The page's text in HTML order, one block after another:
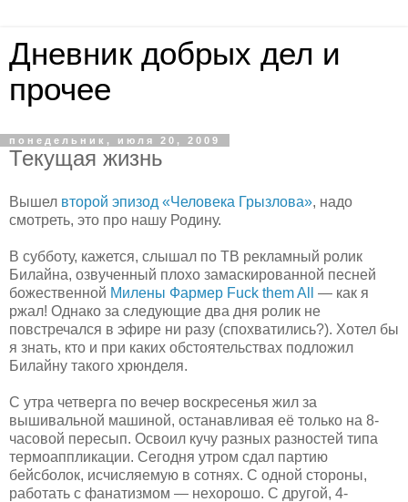
Дневник добрых дел и
прочее
понедельник, июля 20, 2009
Текущая жизнь
Вышел второй эпизод «Человека Грызлова», надо
смотреть, это про нашу Родину.
В субботу, кажется, слышал по ТВ рекламный ролик
Билайна, озвученный плохо замаскированной песней
божественной Милены Фармер Fuck them All
— как я
ржал! Однако за следующие два дня ролик не
повстречался в эфире ни разу (спохватились?). Хотел бы
я знать, кто и при каких обстоятельствах подложил
Билайну такого хрюнделя.
С утра четверга по вечер воскресенья жил за
вышивальной машиной, останавливая её только на 8-
часовой пересып. Освоил кучу разных разностей типа
термоаппликации. Сегодня утром сдал партию
бейсболок, исчисляемую в сотнях. С одной стороны,
работать с фанатизмом — нехорошо. С другой, 4-